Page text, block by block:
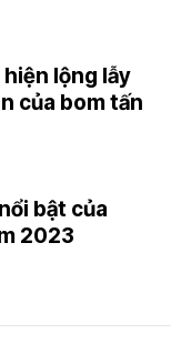
lộng lẫy
của bom tấn
bật của
2023